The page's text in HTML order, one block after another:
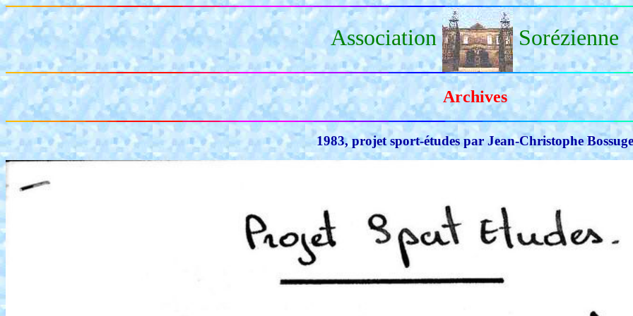
Association Sorézienne
Archives
1983, projet sport-études par Jean-Christophe Bossuge